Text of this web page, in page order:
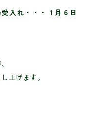
入れ・・・１月６日
上げます。